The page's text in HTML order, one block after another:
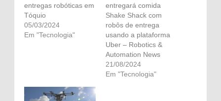
entregas robóticas em
Tóquio
05/03/2024
Em "Tecnologia"
entregará comida
Shake Shack com
robôs de entrega
usando a plataforma
Uber – Robotics &
Automation News
21/08/2024
Em "Tecnologia"